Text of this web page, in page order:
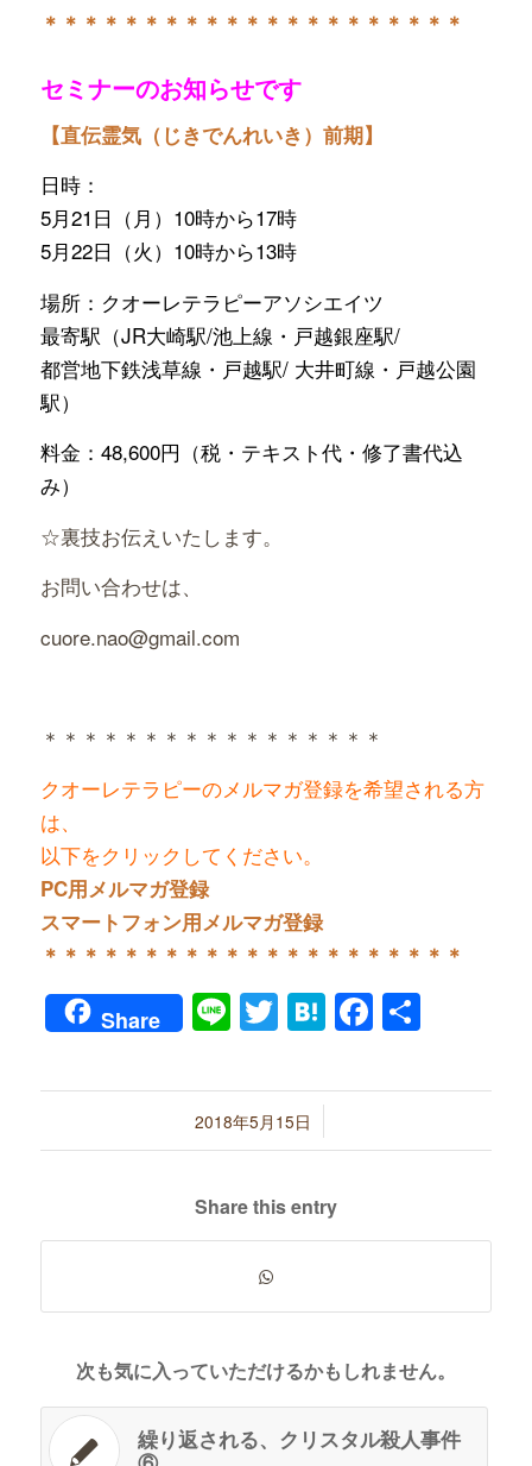
＊＊＊＊＊＊＊＊＊＊＊＊＊＊＊＊＊＊＊＊＊
セミナーのお知らせです
【直伝霊気（じきでんれいき）前期】
日時：
5月21日（月）10時から17時
5月22日（火）10時から13時
場所：クオーレテラピーアソシエイツ
最寄駅（JR大崎駅/池上線・戸越銀座駅/
都営地下鉄浅草線・戸越駅/ 大井町線・戸越公園
駅）
料金：48,600円（税・テキスト代・修了書代込
み）
☆裏技お伝えいたします。
お問い合わせは、
cuore.nao@gmail.com
＊＊＊＊＊＊＊＊＊＊＊＊＊＊＊＊＊
クオーレテラピーのメルマガ登録を希望される方
は、
以下をクリックしてください。
PC用メルマガ登録
スマートフォン用メルマガ登録
＊＊＊＊＊＊＊＊＊＊＊＊＊＊＊＊＊＊＊＊＊
Share LineTwitter
Hatena共
2018年5月15日
/
Share this entry
次も気に入っていただけるかもしれません。
繰り返される、クリスタル殺人事件